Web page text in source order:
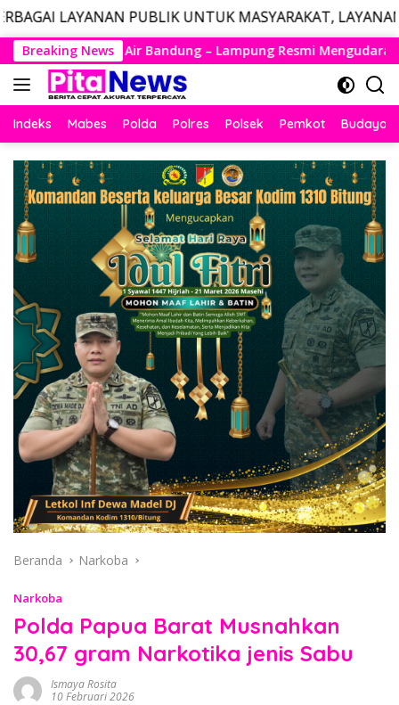
UNTUK MASYARAKAT, LAYANAN DARURAT
Langsung
ke
konten
Breaking News
Resmi Mengudara, Husein Kembali Layani Rute
Indeks Mabes Polda Polres Polsek Pemkot Budaya
Beranda Narkoba
Narkoba
Polda Papua Barat Musnahkan
30,67 gram Narkotika jenis Sabu
Ismaya Rosita
10 Februari 2026